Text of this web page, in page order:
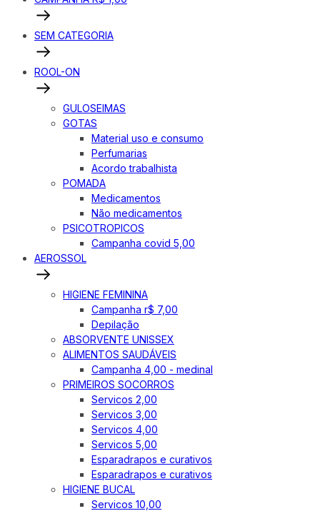
SEM CATEGORIA
ROOL-ON
GULOSEIMAS
GOTAS
Material uso e consumo
Perfumarias
Acordo trabalhista
POMADA
Medicamentos
Não medicamentos
PSICOTROPICOS
Campanha covid 5,00
AEROSSOL
HIGIENE FEMININA
Campanha r$ 7,00
Depilação
ABSORVENTE UNISSEX
ALIMENTOS SAUDÁVEIS
Campanha 4,00 - medinal
PRIMEIROS SOCORROS
Servicos 2,00
Servicos 3,00
Servicos 4,00
Servicos 5,00
Esparadrapos e curativos
Esparadrapos e curativos
HIGIENE BUCAL
Servicos 10,00